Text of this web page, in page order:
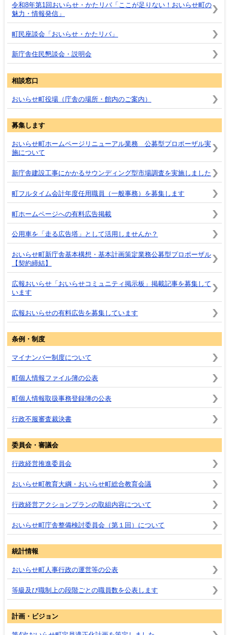
令和8年第1回おいらせ・かたリバ「ここが足りない！おいらせ町の
魅力・情報発信」
町民座談会「おいらせ・かたリバ」
新庁舎住民懇談会・説明会
相談窓口
おいらせ町役場（庁舎の場所・館内のご案内）
募集します
おいらせ町ホームページリニューアル業務 公募型プロポーザル実
施について
新庁舎建設工事にかかるサウンディング型市場調査を実施しました
町フルタイム会計年度任用職員（一般事務）を募集します
町ホームページへの有料広告掲載
公用車を「走る広告塔」として活用しませんか？
おいらせ町新庁舎基本構想・基本計画策定業務公募型プロポーザル
【契約締結】
広報おいらせ「おいらせコミュニティ掲示板」掲載記事を募集して
います
広報おいらせの有料広告を募集しています
条例・制度
マイナンバー制度について
町個人情報ファイル簿の公表
町個人情報取扱事務登録簿の公表
行政不服審査裁決書
委員会・審議会
行政経営推進委員会
おいらせ町教育大綱・おいらせ町総合教育会議
行政経営アクションプランの取組内容について
おいらせ町庁舎整備検討委員会（第１回）について
統計情報
おいらせ町人事行政の運営等の公表
等級及び職制上の段階ごとの職員数を公表します
計画・ビジョン